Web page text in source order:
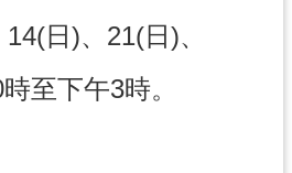
日)、21(日)、
至下午3時。